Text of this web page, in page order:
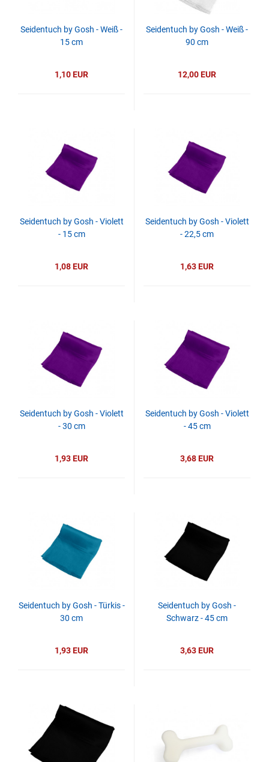
Seidentuch by Gosh - Weiß -
15 cm
1,10 EUR
Seidentuch by Gosh - Weiß -
90 cm
12,00 EUR
Seidentuch by Gosh - Violett
- 15 cm
1,08 EUR
Seidentuch by Gosh - Violett
- 22,5 cm
1,63 EUR
Seidentuch by Gosh - Violett
- 30 cm
1,93 EUR
Seidentuch by Gosh - Violett
- 45 cm
3,68 EUR
Seidentuch by Gosh - Türkis -
30 cm
1,93 EUR
Seidentuch by Gosh -
Schwarz - 45 cm
3,63 EUR